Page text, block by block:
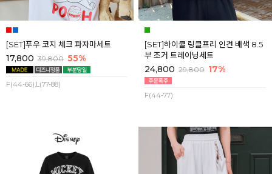
[SET]푸우 코지 체크 파자마세트
17,800 39,800 55%
F(44-66),L(77-88)
[SET]하이쿨 링클프리 인견 배색 8.5
부 조거 트레이닝세트
24,800 29,800 17%
F(44-77)